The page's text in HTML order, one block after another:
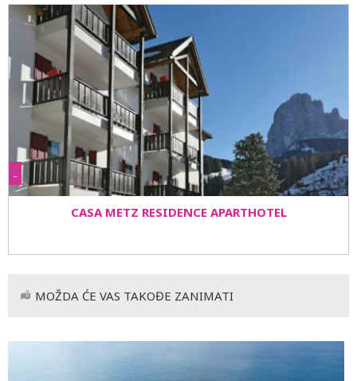
inovacija za sve ljubitelje skijanja za zimu 2023/24.
Očekuje se da će liftovi u Val Gardeni i Sellarondi da
budu otvoreni prve sedmice decempra do prve sedmice
aprila.
-
CASA METZ RESIDENCE APARTHOTEL
MOŽDA ĆE VAS TAKOĐE ZANIMATI